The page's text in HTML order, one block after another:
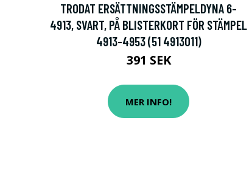
TRODAT ERSÄTTNINGSSTÄMPELDYNA 6-
4913, SVART, PÅ BLISTERKORT FÖR STÄMPEL
4913-4953 (51 4913011)
391 SEK
MER INFO!